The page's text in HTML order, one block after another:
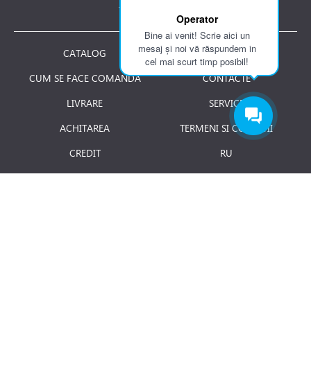
Operator
Bine ai venit! Scrie aici un
mesaj și noi vă răspundem in
cel mai scurt timp posibil!
Tel.: 061 007 744
CATALOG
CUM SE FACE COMANDA
LIVRARE
ACHITAREA
CREDIT
RETURNAREA PRODUSULUI
DESPRE NOI
CONTACTE
SERVICE
TERMENI SI CONDITII
RU
JOBURI